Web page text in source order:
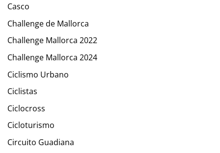
Casco
Challenge de Mallorca
Challenge Mallorca 2022
Challenge Mallorca 2024
Ciclismo Urbano
Ciclistas
Ciclocross
Cicloturismo
Circuito Guadiana